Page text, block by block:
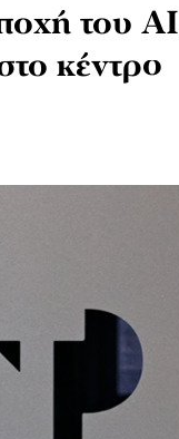
του AI
κέντρo